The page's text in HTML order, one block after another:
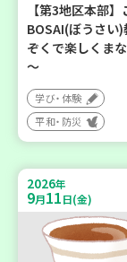
【第3地区本部
BOSAI(ぼうさい
ぞくで楽しくま
～
学び・体験
平和・防災
2026年
9月11日(金)